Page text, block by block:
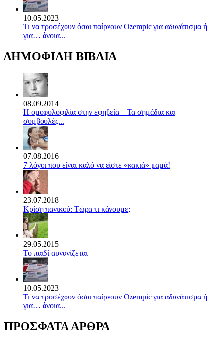
10.05.2023
Τι να προσέχουν όσοι παίρνουν Ozempic για αδυνάτισμα ή
για… άνοια...
ΔΗΜΟΦΙΛΗ ΒΙΒΛΙΑ
08.09.2014
Η ομοφυλοφιλία στην εφηβεία – Τα σημάδια και
συμβουλές...
07.08.2016
7 λόγοι που είναι καλό να είστε «κακιά» μαμά!
23.07.2018
Κρίση πανικού: Τώρα τι κάνουμε;
29.05.2015
Το παιδί αυνανίζεται
10.05.2023
Τι να προσέχουν όσοι παίρνουν Ozempic για αδυνάτισμα ή
για… άνοια...
ΠΡΟΣΦΑΤΑ ΑΡΘΡΑ